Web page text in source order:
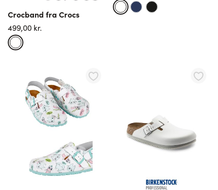
Crocband fra Crocs
499,00 kr.